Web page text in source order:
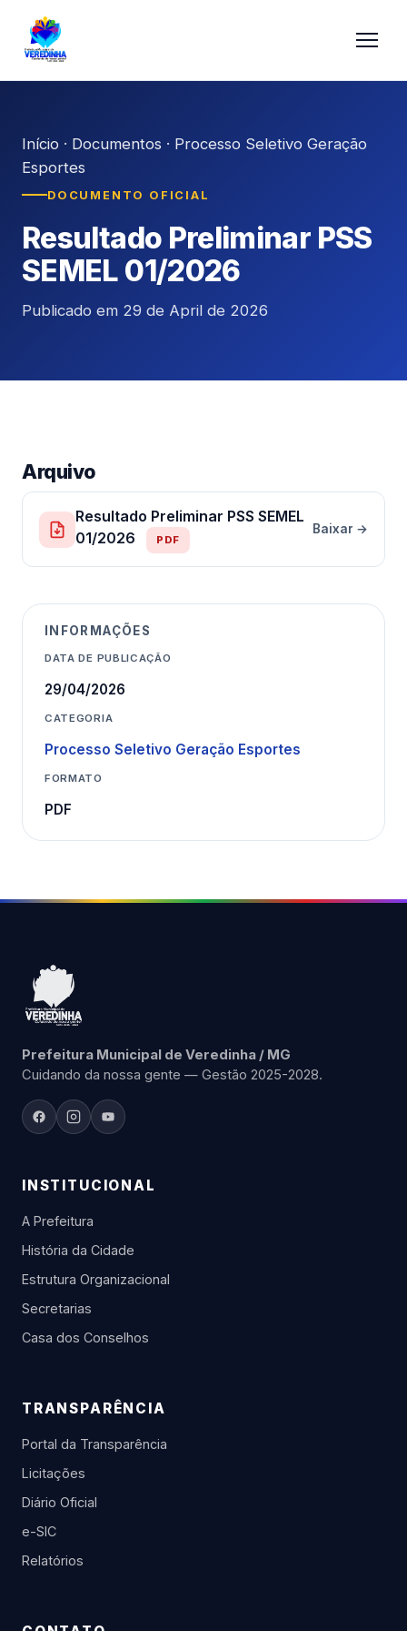
Início · Documentos · Processo Seletivo Geração
Esportes
DOCUMENTO OFICIAL
Resultado Preliminar PSS
SEMEL 01/2026
Publicado em 29 de April de 2026
Arquivo
Resultado Preliminar PSS SEMEL
01/2026
PDF
Baixar →
INFORMAÇÕES
DATA DE PUBLICAÇÃO
29/04/2026
CATEGORIA
Processo Seletivo Geração Esportes
FORMATO
PDF
Prefeitura Municipal de Veredinha / MG
Cuidando da nossa gente — Gestão 2025-2028.
INSTITUCIONAL
A Prefeitura
História da Cidade
Estrutura Organizacional
Secretarias
Casa dos Conselhos
TRANSPARÊNCIA
Portal da Transparência
Licitações
Diário Oficial
e-SIC
Relatórios